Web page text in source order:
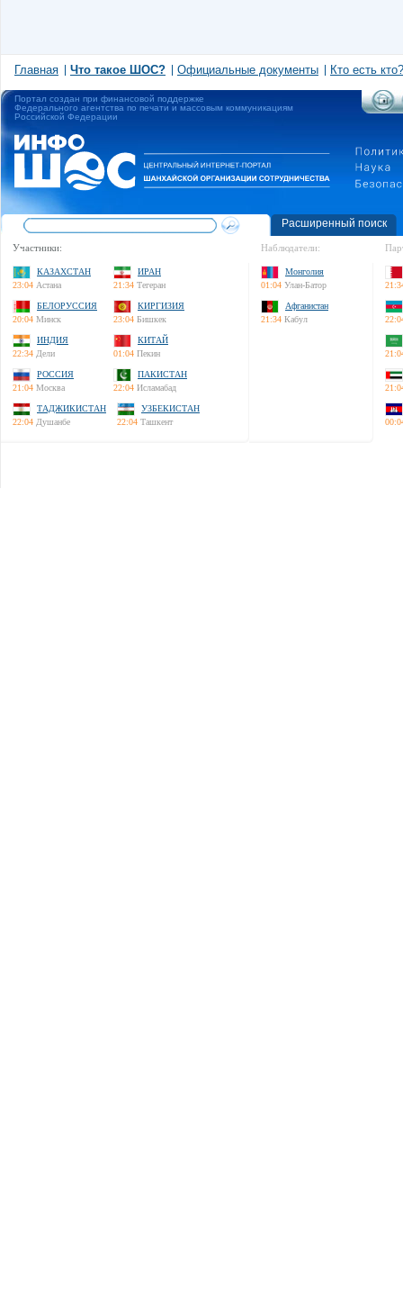
Главная Что такое ШОС? Официальные документы Кто есть кто?
Портал создан при финансовой поддержке
Федерального агентства по печати и массовым коммуникациям
Российской Федерации
Расширенный поиск
Участники:
КАЗАХСТАН
23:04 Астана
ИРАН
21:34 Тегеран
БЕЛОРУССИЯ
20:04 Минск
КИРГИЗИЯ
23:04 Бишкек
ИНДИЯ
22:34 Дели
КИТАЙ
01:04 Пекин
РОССИЯ
21:04 Москва
ПАКИСТАН
22:04 Исламабад
ТАДЖИКИСТАН
22:04 Душанбе
УЗБЕКИСТАН
22:04 Ташкент
Наблюдатели:
Монголия
01:04 Улан-Батор
Афганистан
21:34 Кабул